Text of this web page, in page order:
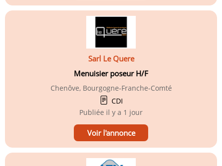
Sarl Le Quere
Menuisier poseur H/F
Chenôve, Bourgogne-Franche-Comté
CDI
Publiée il y a 1 jour
Voir l'annonce